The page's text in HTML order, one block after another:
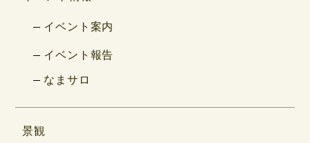
イベント案内
イベント報告
なまサロ
景観